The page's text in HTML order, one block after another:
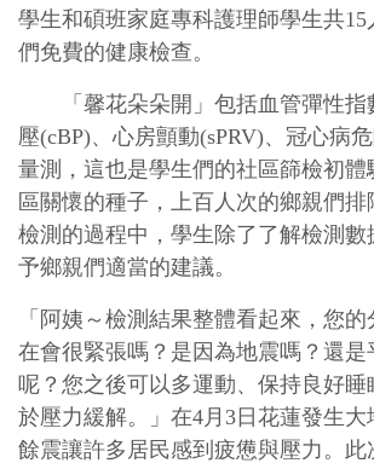
學生和碩班家庭專科護理師學生共
們免費的健康檢查。
「馨花朵朵開」包括血管彈性指
壓(cBP)、心房顫動(sPRV)、冠心病
量測，這也是學生們的社區篩檢初體
區關懷的種子，上百人次的鄉親們
檢測的過程中，學生除了了解檢測數
予鄉親們適當的建議。
「阿姨～檢測結果整體看起來，您
在會很緊張嗎？是因為地震嗎？還是
呢？您之後可以多運動、保持良好睡
於壓力緩解。」在4月3日花蓮發生
餘震讓許多居民感到疲憊與壓力。此